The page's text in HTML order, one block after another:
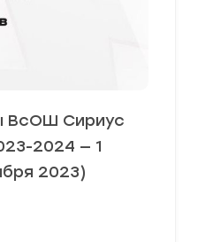
ВсОШ Сириус
2024 — 1
2023)